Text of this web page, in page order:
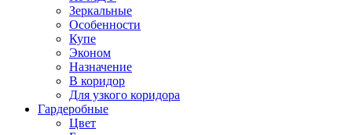
Зеркальные
Особенности
Купе
Эконом
Назначение
В коридор
Для узкого коридора
Гардеробные
Цвет